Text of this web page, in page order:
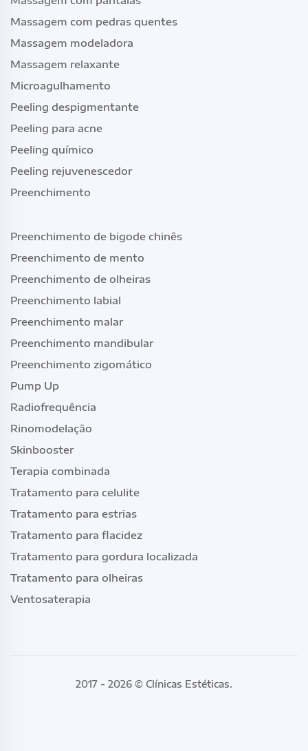
Massagem com pedras quentes
Massagem modeladora
Massagem relaxante
Microagulhamento
Peeling despigmentante
Peeling para acne
Peeling químico
Peeling rejuvenescedor
Preenchimento
Preenchimento de bigode chinês
Preenchimento de mento
Preenchimento de olheiras
Preenchimento labial
Preenchimento malar
Preenchimento mandibular
Preenchimento zigomático
Pump Up
Radiofrequência
Rinomodelação
Skinbooster
Terapia combinada
Tratamento para celulite
Tratamento para estrias
Tratamento para flacidez
Tratamento para gordura localizada
Tratamento para olheiras
Ventosaterapia
2017 - 2026 © Clínicas Estéticas.